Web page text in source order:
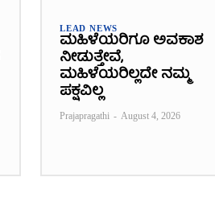
LEAD NEWS
ಮಹಿಳೆಯರಿಗೂ ಅವಕಾಶ
ನೀಡುತ್ತೇವೆ,
ಮಹಿಳೆಯರಿಲ್ಲದೇ ನಮ್ಮ
ಪಕ್ಷವಿಲ್ಲ
Prajapragathi - August 4, 2026